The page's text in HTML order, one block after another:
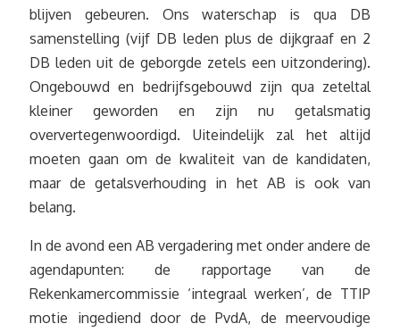
blijven gebeuren. Ons waterschap is qua DB
samenstelling (vijf DB leden plus de dijkgraaf en 2
DB leden uit de geborgde zetels een uitzondering).
Ongebouwd en bedrijfsgebouwd zijn qua zeteltal
kleiner geworden en zijn nu getalsmatig
oververtegenwoordigd. Uiteindelijk zal het altijd
moeten gaan om de kwaliteit van de kandidaten,
maar de getalsverhouding in het AB is ook van
belang.
In de avond een AB vergadering met onder andere de
agendapunten: de rapportage van de
Rekenkamercommissie ‘integraal werken’, de TTIP
motie ingediend door de PvdA, de meervoudige